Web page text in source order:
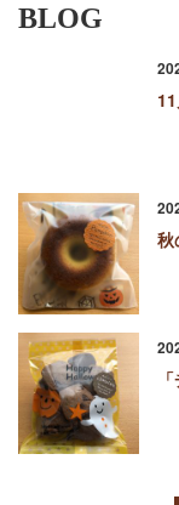
BLOG
秋